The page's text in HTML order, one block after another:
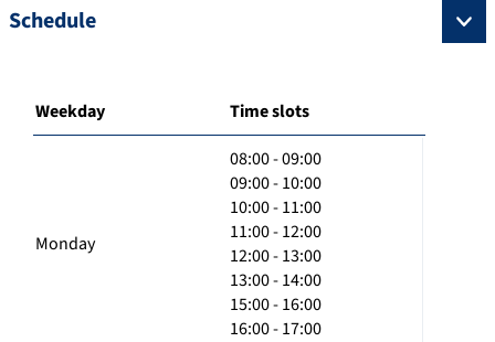
Schedule
Weekday Time slots
Monday
08:00 - 09:00
09:00 - 10:00
10:00 - 11:00
11:00 - 12:00
12:00 - 13:00
13:00 - 14:00
15:00 - 16:00
16:00 - 17:00